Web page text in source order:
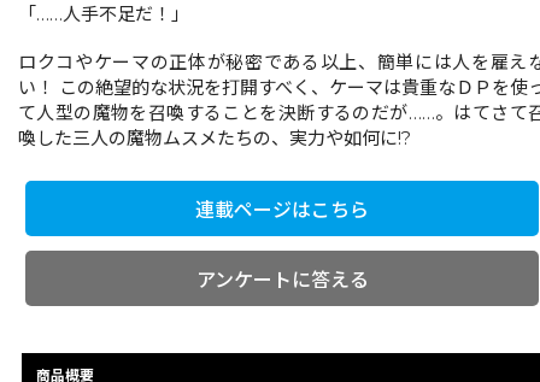
「……人手不足だ！」
ロクコやケーマの正体が秘密である以上、簡単には人を雇え
い！ この絶望的な状況を打開すべく、ケーマは貴重なＤＰを使
て人型の魔物を召喚することを決断するのだが……。はてさて
喚した三人の魔物ムスメたちの、実力や如何に!?
連載ページはこちら
アンケートに答える
商品概要